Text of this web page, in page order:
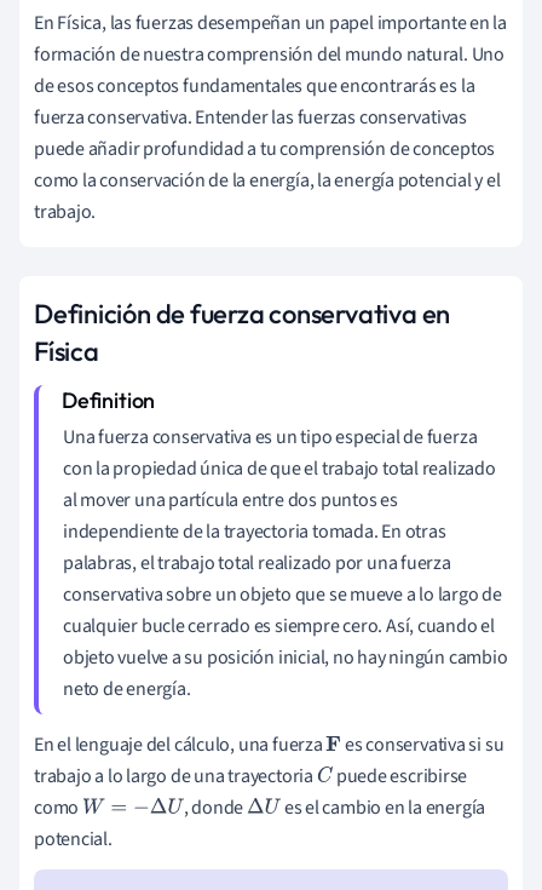
En Física, las fuerzas desempeñan un papel importante en la
formación de nuestra comprensión del mundo natural. Uno
de esos conceptos fundamentales que encontrarás es la
fuerza conservativa. Entender las fuerzas conservativas
puede añadir profundidad a tu comprensión de conceptos
como la conservación de la energía, la energía potencial y el
trabajo.
Definición de fuerza conservativa en
Física
Una fuerza conservativa es un tipo especial de fuerza
con la propiedad única de que el trabajo total realizado
al mover una partícula entre dos puntos es
independiente de la trayectoria tomada. En otras
palabras, el trabajo total realizado por una fuerza
conservativa sobre un objeto que se mueve a lo largo de
cualquier bucle cerrado es siempre cero. Así, cuando el
objeto vuelve a su posición inicial, no hay ningún cambio
neto de energía.
En el lenguaje del cálculo, una fuerzaF es conservativa si su
trabajo a lo largo de una trayectoria C puede escribirse
como W= −Δ U , dondeΔU es el cambio en la energía
potencial.